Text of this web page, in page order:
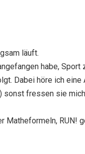
läuft.
habe,
Dabei höre ich
fressen sie
Matheformeln, RUN!